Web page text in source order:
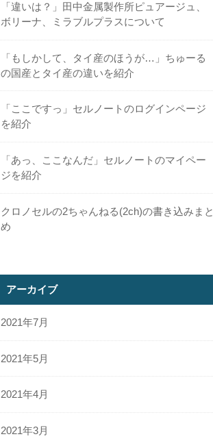
「違いは？」田中金属製作所ピュアージュ、
ボリーナ、ミラブルプラスについて
「もしかして、タイ産のほうが…」ちゅーる
の国産とタイ産の違いを紹介
「ここですっ」セルノートのログインページ
を紹介
「あっ、ここなんだ」セルノートのマイペー
ジを紹介
クロノセルの2ちゃんねる(2ch)の書き込みまと
め
アーカイブ
2021年7月
2021年5月
2021年4月
2021年3月